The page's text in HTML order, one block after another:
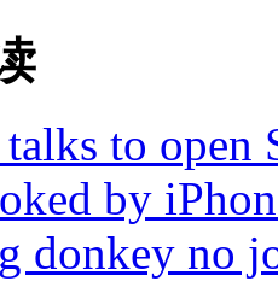
to open
by
donkey no